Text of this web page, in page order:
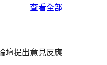
查看全部
評
壇提出意見反應